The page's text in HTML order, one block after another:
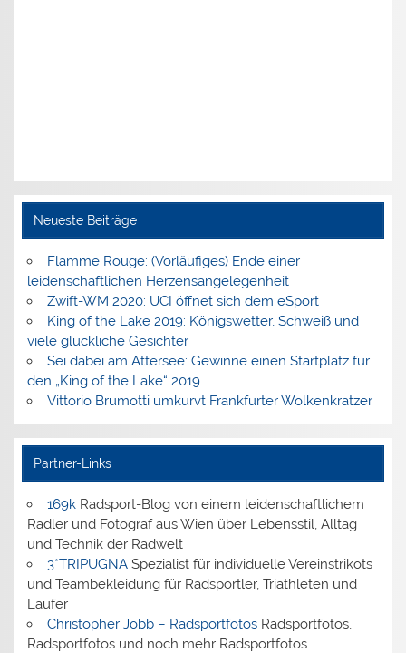
Neueste Beiträge
Flamme Rouge: (Vorläufiges) Ende einer
leidenschaftlichen Herzensangelegenheit
Zwift-WM 2020: UCI öffnet sich dem eSport
King of the Lake 2019: Königswetter, Schweiß und
viele glückliche Gesichter
Sei dabei am Attersee: Gewinne einen Startplatz für
den „King of the Lake“ 2019
Vittorio Brumotti umkurvt Frankfurter Wolkenkratzer
Partner-Links
169kRadsport-Blog von einem leidenschaftlichem
Radler und Fotograf aus Wien über Lebensstil, Alltag
und Technik der Radwelt
3*TRIPUGNASpezialist für individuelle Vereinstrikots
und Teambekleidung für Radsportler, Triathleten und
Läufer
Christopher Jobb – RadsportfotosRadsportfotos,
Radsportfotos und noch mehr Radsportfotos